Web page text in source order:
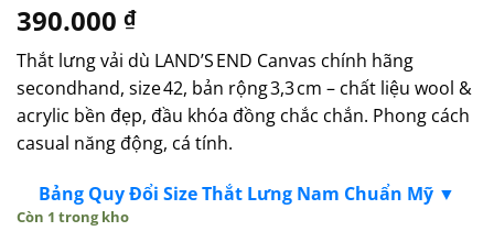
390.000 ₫
Thắt lưng vải dù LAND’S END Canvas chính hãng
secondhand, size 42, bản rộng 3,3 cm – chất liệu wool &
acrylic bền đẹp, đầu khóa đồng chắc chắn. Phong cách
casual năng động, cá tính.
Bảng Quy Đổi Size Thắt Lưng Nam Chuẩn Mỹ ▼
Còn 1 trong kho